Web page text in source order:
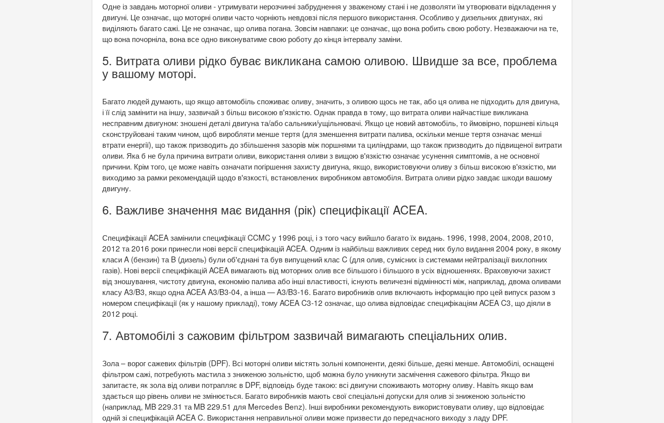
Одне із завдань моторної оливи - утримувати нерозчинні забруднення у зваженому стані і не дозволяти їм утворювати відкладення у
двигуні. Це означає, що моторні оливи часто чорніють невдовзі після першого використання. Особливо у дизельних двигунах, які
виділяють багато сажі. Це не означає, що олива погана. Зовсім навпаки: це означає, що вона робить свою роботу. Незважаючи на те,
що вона почорніла, вона все одно виконуватиме свою роботу до кінця інтервалу заміни.
5. Витрата оливи рідко буває викликана самою оливою. Швидше за все, проблема
у вашому моторі.
Багато людей думають, що якщо автомобіль споживає оливу, значить, з оливою щось не так, або ця олива не підходить для двигуна,
і її слід замінити на іншу, зазвичай з більш високою в'язкістю. Однак правда в тому, що витрата оливи найчастіше викликана
несправним двигуном: зношені деталі двигуна та/або сальники/ущільнювачі. Якщо це новий автомобіль, то ймовірно, поршневі кільця
сконструйовані таким чином, щоб виробляти менше тертя (для зменшення витрати палива, оскільки менше тертя означає менші
втрати енергії), що також призводить до збільшення зазорів між поршнями та циліндрами, що також призводить до підвищеної витрати
оливи. Яка б не була причина витрати оливи, використання оливи з вищою в'язкістю означає усунення симптомів, а не основної
причини. Крім того, це може навіть означати погіршення захисту двигуна, якщо, використовуючи оливу з більш високою в'язкістю, ми
виходимо за рамки рекомендацій щодо в'язкості, встановлених виробником автомобіля. Витрата оливи рідко завдає шкоди вашому
двигуну.
6. Важливе значення має видання (рік) специфікації ACEA.
Специфікації ACEA замінили специфікації CCMC у 1996 році, і з того часу вийшло багато їх видань. 1996, 1998, 2004, 2008, 2010,
2012 та 2016 роки принесли нові версії специфікацій ACEA. Одним із найбільш важливих серед них було видання 2004 року, в якому
класи A (бензин) та B (дизель) були об'єднані та був випущений клас C (для олив, сумісних із системами нейтралізації вихлопних
газів). Нові версії специфікацій ACEA вимагають від моторних олив все більшого і більшого в усіх відношеннях. Враховуючи захист
від зношування, чистоту двигуна, економію палива або інші властивості, існують величезні відмінності між, наприклад, двома оливами
класу A3/B3, якщо одна ACEA A3/B3-04, а інша — A3/B3-16. Багато виробників олив включають інформацію про цей випуск разом з
номером специфікації (як у нашому прикладі), тому ACEA C3-12 означає, що олива відповідає специфікаціям ACEA C3, що діяли в
2012 році.
7. Автомобілі з сажовим фільтром зазвичай вимагають спеціальних олив.
Зола – ворог сажевих фільтрів (DPF). Всі моторні оливи містять зольні компоненти, деякі більше, деякі менше. Автомобілі, оснащені
фільтром сажі, потребують мастила з зниженою зольністю, щоб можна було уникнути засмічення сажевого фільтра. Якщо ви
запитаєте, як зола від оливи потрапляє в DPF, відповідь буде такою: всі двигуни споживають моторну оливу. Навіть якщо вам
здається що рівень оливи не змінюється. Багато виробників мають свої спеціальні допуски для олив зі зниженою зольністю
(наприклад, MB 229.31 та MB 229.51 для Mercedes Benz). Інші виробники рекомендують використовувати оливу, що відповідає
одній зі специфікацій ACEA C. Використання неправильної оливи може призвести до передчасного виходу з ладу DPF.